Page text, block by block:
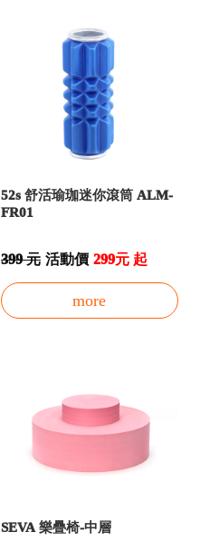
52s 舒活瑜珈迷你滾筒 ALM-
FR01
399 元 活動價 299元 起
more
SEVA 樂疊椅-中層